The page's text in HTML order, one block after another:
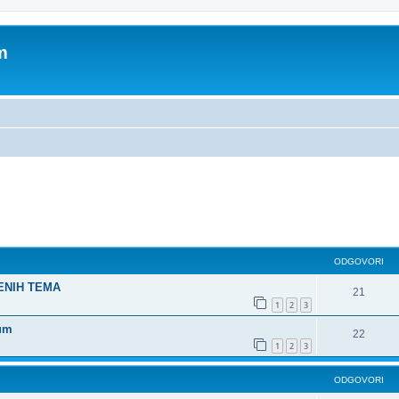
ODGOVORI
TEMA
1 2 3
21
1 2 3
22
ODGOVORI